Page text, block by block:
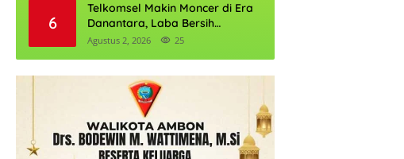
6
Telkomsel Makin Moncer di Era
Danantara, Laba Bersih
Semester I 2026 Tembus Rp10,4
Agustus 2, 2026 25